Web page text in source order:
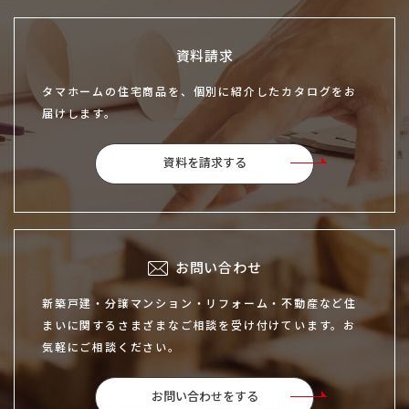
資料請求
タマホームの住宅商品を、個別に紹介したカタログをお
届けします。
資料を請求する
お問い合わせ
新築戸建・分譲マンション・リフォーム・不動産など住
まいに関するさまざまなご相談を受け付けています。お
気軽にご相談ください。
お問い合わせをする